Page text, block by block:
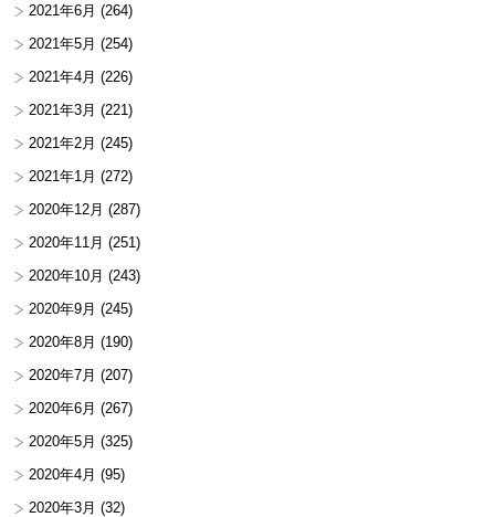
2021年6月 (264)
2021年5月 (254)
2021年4月 (226)
2021年3月 (221)
2021年2月 (245)
2021年1月 (272)
2020年12月 (287)
2020年11月 (251)
2020年10月 (243)
2020年9月 (245)
2020年8月 (190)
2020年7月 (207)
2020年6月 (267)
2020年5月 (325)
2020年4月 (95)
2020年3月 (32)